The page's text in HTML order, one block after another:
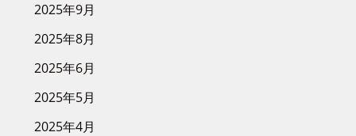
2025年9月
2025年8月
2025年6月
2025年5月
2025年4月